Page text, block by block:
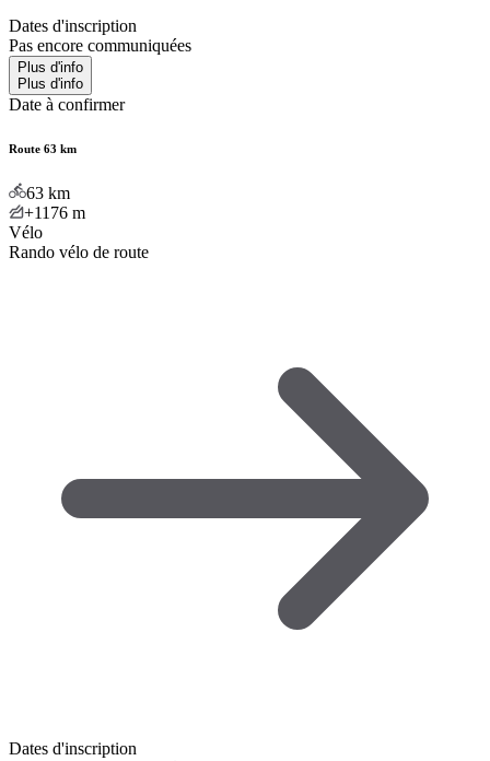
Dates d'inscription
Pas encore communiquées
Plus d'info
Plus d'info
Date à confirmer
Route 63 km
63 km
+1176 m
Vélo
Rando vélo de route
Dates d'inscription